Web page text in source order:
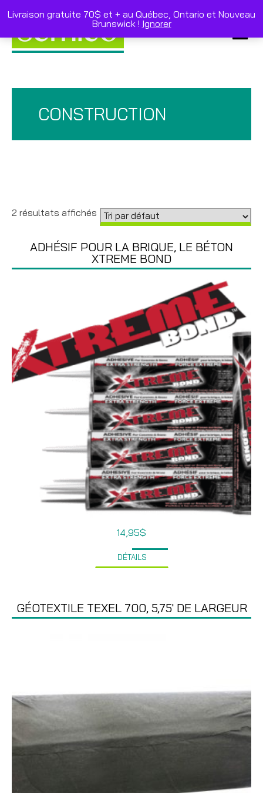
to
CONSTRUCTION
2 résultats affichés
ADHÉSIF POUR LA BRIQUE, LE BÉTON
XTREME BOND
14,95$
DÉTAILS
GÉOTEXTILE TEXEL 700, 5,75′ DE LARGEUR
Livraison gratuite 70$ et + au Québec, Ontario et Nouveau
Brunswick ! Ignorer